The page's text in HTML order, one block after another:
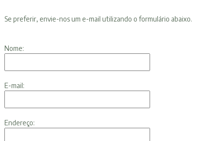
Se preferir, envie-nos um e-mail utilizando o formulário abaixo.
Nome:
E-mail:
Endereço: